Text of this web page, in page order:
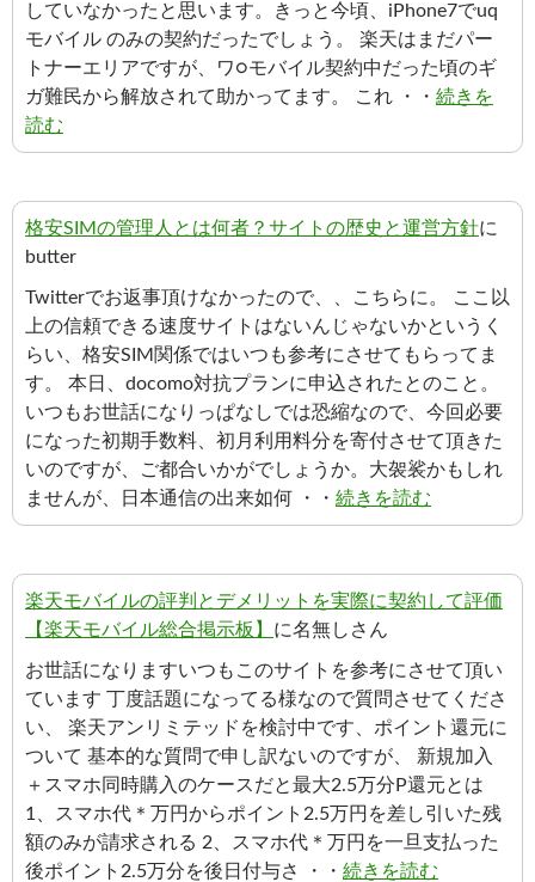
していなかったと思います。きっと今頃、iPhone7でuq
モバイル のみの契約だったでしょう。 楽天はまだパー
トナーエリアですが、ワ○モバイル契約中だった頃のギ
ガ難民から解放されて助かってます。 これ ・・ 続きを
読む
格安SIMの管理人とは何者？サイトの歴史と運営方針に
butter
Twitterでお返事頂けなかったので、、こちらに。 ここ以
上の信頼できる速度サイトはないんじゃないかというく
らい、格安SIM関係ではいつも参考にさせてもらってま
す。 本日、docomo対抗プランに申込されたとのこと。
いつもお世話になりっぱなしでは恐縮なので、今回必要
になった初期手数料、初月利用料分を寄付させて頂きた
いのですが、ご都合いかがでしょうか。大袈裟かもしれ
ませんが、日本通信の出来如何 ・・ 続きを読む
楽天モバイルの評判とデメリットを実際に契約して評価
【楽天モバイル総合掲示板】 に名無しさん
お世話になりますいつもこのサイトを参考にさせて頂い
ています 丁度話題になってる様なので質問させてくださ
い、 楽天アンリミテッドを検討中です、ポイント還元に
ついて 基本的な質問で申し訳ないのですが、 新規加入
＋スマホ同時購入のケースだと最大2.5万分P還元とは
1、スマホ代＊万円からポイント2.5万円を差し引いた残
額のみが請求される 2、スマホ代＊万円を一旦支払った
後ポイント2.5万分を後日付与さ ・・ 続きを読む